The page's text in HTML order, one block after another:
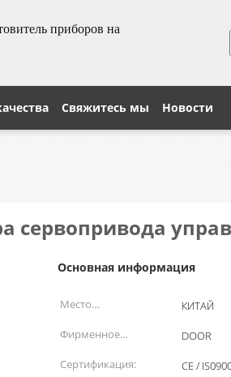
приборов на
Свяжитесь мы Новости
сервопривода
Основная информация
Место
происхождения:
КИТАЙ
Фирменное
наименование:
DOOR
Сертификация:
CE /